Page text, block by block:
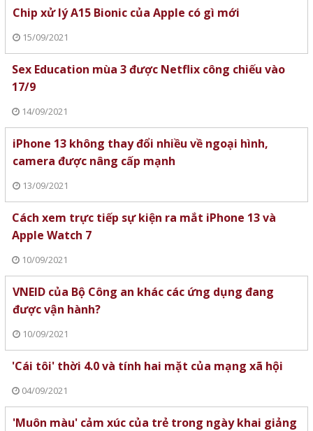
Chip xử lý A15 Bionic của Apple có gì mới
15/09/2021
Sex Education mùa 3 được Netflix công chiếu vào
17/9
14/09/2021
iPhone 13 không thay đổi nhiều về ngoại hình,
camera được nâng cấp mạnh
13/09/2021
Cách xem trực tiếp sự kiện ra mắt iPhone 13 và
Apple Watch 7
10/09/2021
VNEID của Bộ Công an khác các ứng dụng đang
được vận hành?
10/09/2021
'Cái tôi' thời 4.0 và tính hai mặt của mạng xã hội
04/09/2021
'Muôn màu' cảm xúc của trẻ trong ngày khai giảng